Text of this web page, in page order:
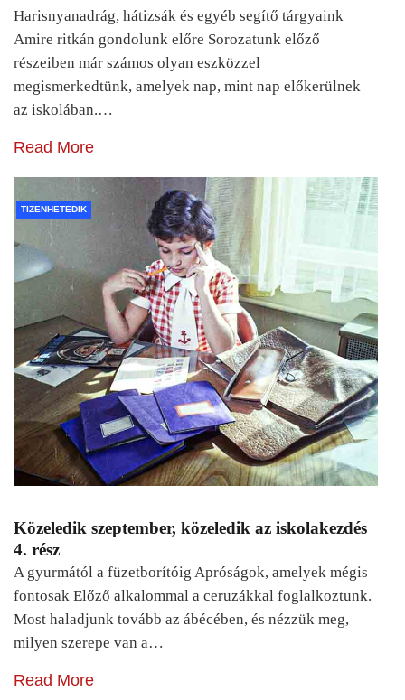
Harisnyanadrág, hátizsák és egyéb segítő tárgyaink
Amire ritkán gondolunk előre Sorozatunk előző
részeiben már számos olyan eszközzel
megismerkedtünk, amelyek nap, mint nap előkerülnek
az iskolában.…
Read More
TIZENHETEDIK
Közeledik szeptember, közeledik az iskolakezdés
4. rész
A gyurmától a füzetborítóig Apróságok, amelyek mégis
fontosak Előző alkalommal a ceruzákkal foglalkoztunk.
Most haladjunk tovább az ábécében, és nézzük meg,
milyen szerepe van a…
Read More